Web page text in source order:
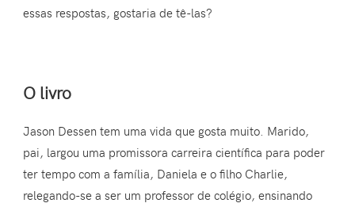
essas respostas, gostaria de tê-las?
O livro
Jason Dessen tem uma vida que gosta muito. Marido,
pai, largou uma promissora carreira científica para poder
ter tempo com a família, Daniela e o filho Charlie,
relegando-se a ser um professor de colégio, ensinando